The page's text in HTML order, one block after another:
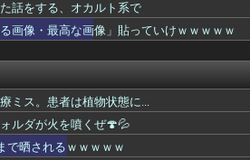
逮捕wwwwwww
すぎるｗｗｗｗｗｗｗｗｗ
！！！
輔さん、「寝たほうが良い」コ...
ます」松屋「じゃあうちも」
へ戻れないかも…)」夫「帰...
がこれ・・・・・
話をする、オカルト系で
画像・最高な画像」貼っていけｗｗｗｗｗ
ミス。患者は植物状態に...
ルダが火を噴くぜ🍄💦
で晒されるｗｗｗｗｗ